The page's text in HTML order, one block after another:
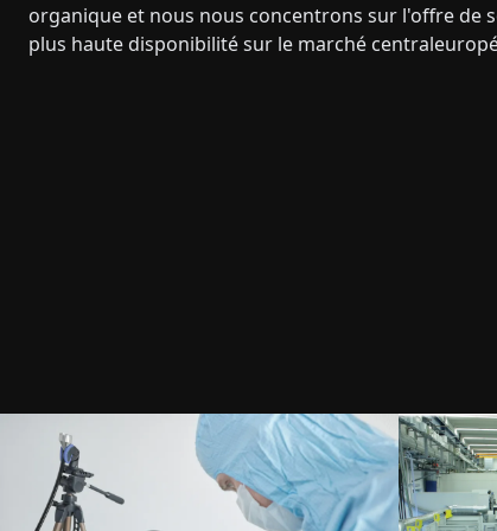
organique et nous nous concentrons sur l'offre de
plus haute disponibilité sur le marché